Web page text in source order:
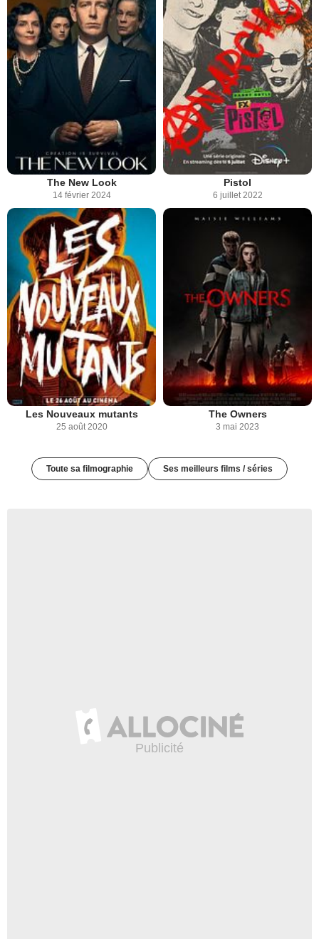
The New Look
14 février 2024
Pistol
6 juillet 2022
Les Nouveaux mutants
25 août 2020
The Owners
3 mai 2023
Toute sa filmographie Ses meilleurs films / séries